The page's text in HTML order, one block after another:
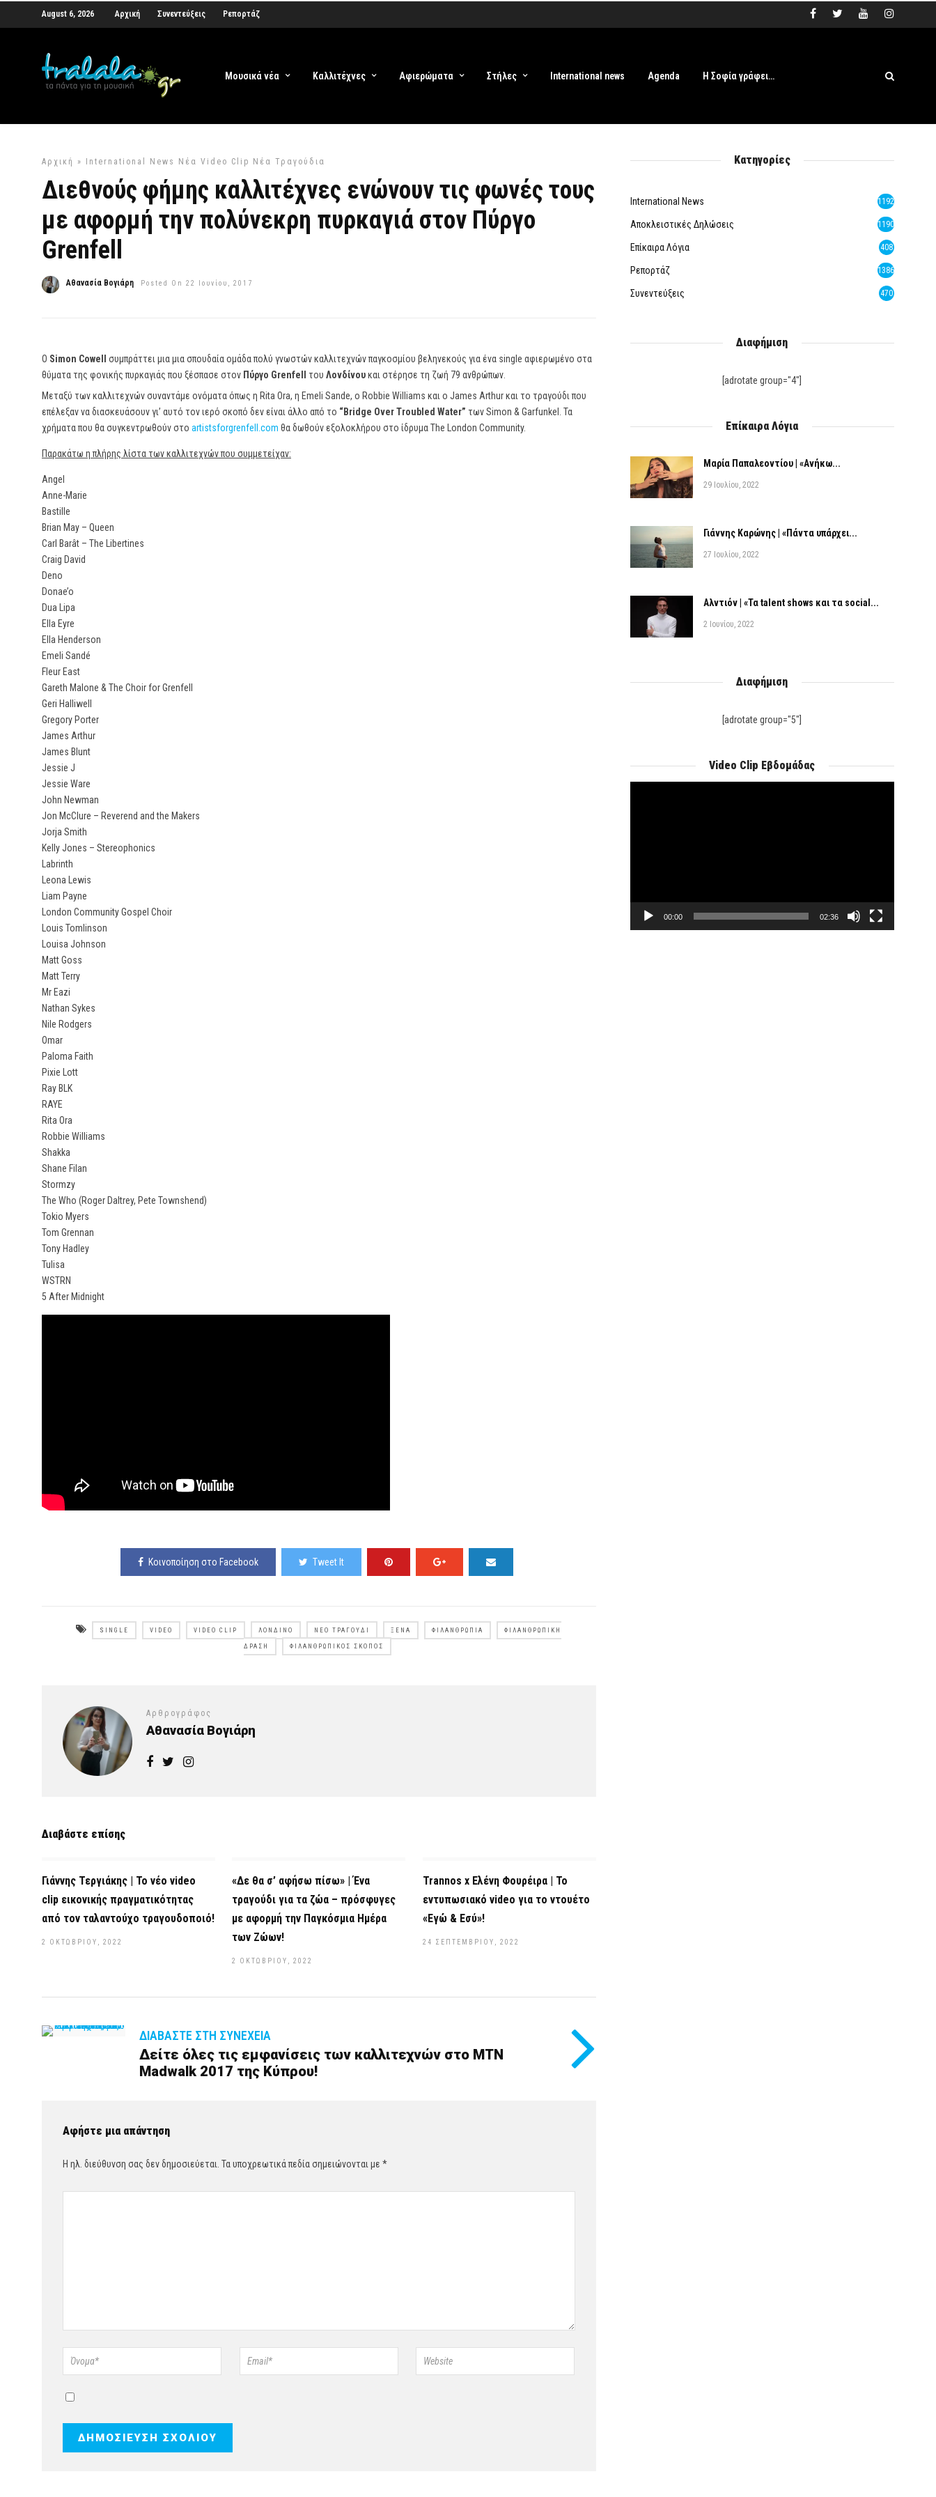
August 6, 2026 Αρχική Συνεντεύξεις Ρεπορτάζ
Μουσικά νέα Καλλιτέχνες Αφιερώματα Στήλες International news Agenda Η Σοφία γράφει…
Αρχική » International News Νέα Video Clip Νέα Τραγούδια
Διεθνούς φήμης καλλιτέχνες ενώνουν τις φωνές τους
με αφορμή την πολύνεκρη πυρκαγιά στον Πύργο
Grenfell
Αθανασία Βογιάρη Posted On 22 Ιουνίου, 2017
Ο Simon Cowell
συμπράττει μια μια σπουδαία ομάδα πολύ γνωστών καλλιτεχνών παγκοσμίου βεληνεκούς για ένα single αφιερωμένο στα
θύματα της φονικής πυρκαγιάς που ξέσπασε στον Πύργο Grenfell του Λονδίνουκαι στέρησε τη ζωή 79 ανθρώπων.
Μεταξύ των καλλιτεχνών συναντάμε ονόματα όπως η Rita Ora, η Emeli Sande, ο Robbie Williams και ο James Arthur και το τραγούδι που
επέλεξαν να διασκευάσουν γι’ αυτό τον ιερό σκοπό δεν είναι άλλο από το “Bridge Over Troubled Water” των Simon & Garfunkel. Τα
χρήματα που θα συγκεντρωθούν στο artistsforgrenfell.com θα δωθούν εξολοκλήρου στο ίδρυμα The London Community.
Παρακάτω η πλήρης λίστα των καλλιτεχνών που συμμετείχαν:
Angel
Anne-Marie
Bastille
Brian May – Queen
Carl Barât – The Libertines
Craig David
Deno
Donae’o
Dua Lipa
Ella Eyre
Ella Henderson
Emeli Sandé
Fleur East
Gareth Malone & The Choir for Grenfell
Geri Halliwell
Gregory Porter
James Arthur
James Blunt
Jessie J
Jessie Ware
John Newman
Jon McClure – Reverend and the Makers
Jorja Smith
Kelly Jones – Stereophonics
Labrinth
Leona Lewis
Liam Payne
London Community Gospel Choir
Louis Tomlinson
Louisa Johnson
Matt Goss
Matt Terry
Mr Eazi
Nathan Sykes
Nile Rodgers
Omar
Paloma Faith
Pixie Lott
Ray BLK
RAYE
Rita Ora
Robbie Williams
Shakka
Shane Filan
Stormzy
The Who (Roger Daltrey, Pete Townshend)
Tokio Myers
Tom Grennan
Tony Hadley
Tulisa
WSTRN
5 After Midnight
Κοινοποίηση στο Facebook Tweet It
SINGLE VIDEO VIDEO CLIP ΛΟΝΔΊΝΟ ΝΈΟ ΤΡΑΓΟΎΔΙ ΞΈΝΑ ΦΙΛΑΝΘΡΩΠΊΑ ΦΙΛΑΝΘΡΩΠΙΚΉ
ΔΡΆΣΗ ΦΙΛΑΝΘΡΩΠΙΚΌΣ ΣΚΟΠΌΣ
Αρθρογράφος
Αθανασία Βογιάρη
Διαβάστε επίσης
Γιάννης Τεργιάκης | Το νέο video
clip εικονικής πραγματικότητας
από τον ταλαντούχο τραγουδοποιό!
2 ΟΚΤΩΒΡΊΟΥ, 2022
«Δε θα σ’ αφήσω πίσω» | Ένα
τραγούδι για τα ζώα – πρόσφυγες
με αφορμή την Παγκόσμια Ημέρα
των Ζώων!
2 ΟΚΤΩΒΡΊΟΥ, 2022
Trannos x Ελένη Φουρέιρα | Το
εντυπωσιακό video για το ντουέτο
«Εγώ & Εσύ»!
24 ΣΕΠΤΕΜΒΡΊΟΥ, 2022
ΔΙΑΒΆΣΤΕ ΣΤΗ ΣΥΝΈΧΕΙΑ
Δείτε όλες τις εμφανίσεις των καλλιτεχνών στο MTN
Madwalk 2017 της Κύπρου!
Αφήστε μια απάντηση
Η ηλ. διεύθυνση σας δεν δημοσιεύεται. Τα υποχρεωτικά πεδία σημειώνονται με *
Κατηγορίες
International News 1192
Αποκλειστικές Δηλώσεις 1190
Επίκαιρα Λόγια 408
Ρεπορτάζ 1386
Συνεντεύξεις 470
Διαφήμιση
[adrotate group="4"]
Επίκαιρα Λόγια
Μαρία Παπαλεοντίου | «Ανήκω...
29 Ιουλίου, 2022
Γιάννης Καρώνης | «Πάντα υπάρχει...
27 Ιουλίου, 2022
Αλντιόν | «Τα talent shows και τα social...
2 Ιουνίου, 2022
Διαφήμιση
[adrotate group="5"]
Video Clip Εβδομάδας
00:00 02:36